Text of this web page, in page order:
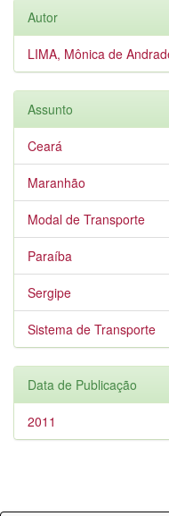
Autor
LIMA, Mônica de
Assunto
Ceará
Maranhão
Modal de Transporte
Paraíba
Sergipe
Sistema de Transporte
Data de Publicação
2011